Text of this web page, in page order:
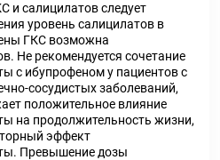
и салицилатов следует
уровень салицилатов в
ГКС возможна
Не рекомендуется сочетание
с ибупрофеном у пациентов с
сосудистых заболеваний,
положительное влияние
на продолжительность жизни,
эффект
Превышение дозы